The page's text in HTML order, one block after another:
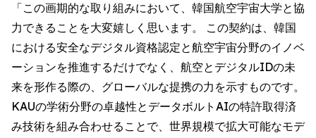
「この画期的な取り組みにおいて、韓国航空宇宙大学と協
力できることを大変嬉しく思います。 この契約は、韓国
における安全なデジタル資格認定と航空宇宙分野のイノベ
ーションを推進するだけでなく、航空とデジタルIDの未
来を形作る際の、グローバルな提携の力を示すものです。
KAUの学術分野の卓越性とデータボルトAIの特許取得済
み技術を組み合わせることで、世界規模で拡大可能なモデ